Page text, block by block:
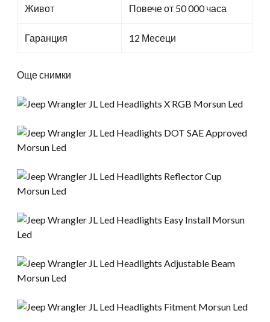
Живот Повече от 50 000 часа
Гаранция 12 Месеци
Още снимки